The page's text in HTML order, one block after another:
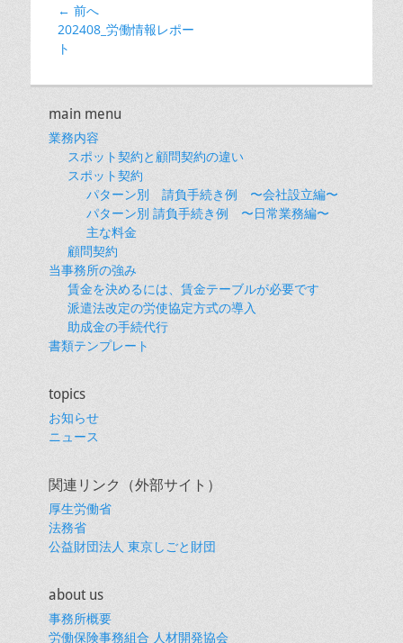
投
稿
ナ
ビ
ゲ
ー
シ
ョ
← 前へ
前
の
稿:
202408_労働情報レポー
ト
main menu
業務内容
スポット契約と顧問契約の違い
スポット契約
パターン別 請負手続き例 〜会社設立編〜
パターン別 請負手続き例 〜日常業務編〜
主な料金
顧問契約
当事務所の強み
賃金を決めるには、賃金テーブルが必要です
派遣法改定の労使協定方式の導入
助成金の手続代行
書類テンプレート
topics
お知らせ
ニュース
関連リンク（外部サイト）
厚生労働省
法務省
公益財団法人 東京しごと財団
about us
事務所概要
労働保険事務組合 人材開発協会